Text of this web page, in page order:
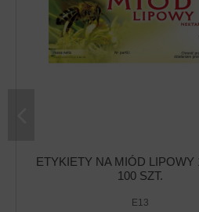
ETYKIETY NA MIÓD LIPOWY
100 SZT.
E13